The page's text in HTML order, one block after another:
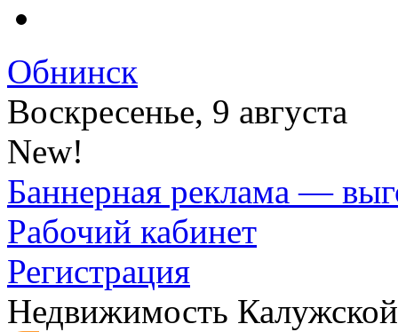
Обнинск
Воскресенье, 9 августа
New!
Баннерная реклама —
Рабочий кабинет
Регистрация
Недвижимость